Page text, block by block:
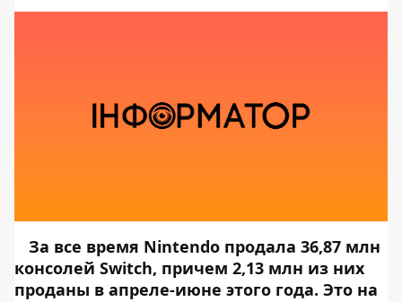
За все время Nintendo продала 36,87 млн
консолей Switch, причем 2,13 млн из них
проданы в апреле-июне этого года. Это на